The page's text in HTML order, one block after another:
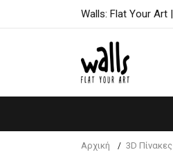
Walls: Flat Your Art |
Αρχική 3D Πίνακες